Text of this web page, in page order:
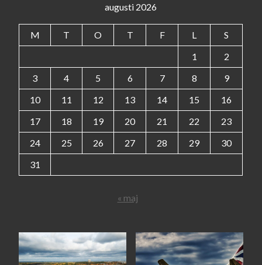
augusti 2026
M T O T F L
S
1
2
3
4 5 6 7 8
9
10
11 12 13 14 15
16
17
18 19 20 21 22
23
24
25 26 27 28 29
30
31
« maj